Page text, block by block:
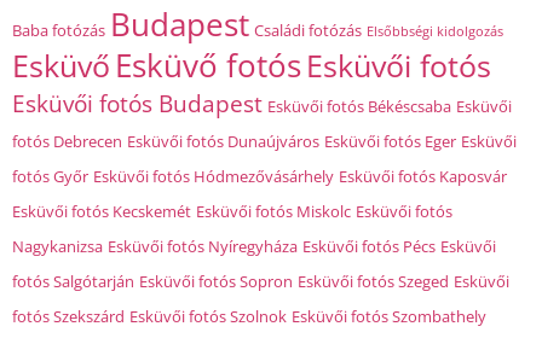
Baba fotózás Budapest Családi fotózás Elsőbbségi kidolgozás
Esküvő Esküvő fotósEsküvői fotós
Esküvői fotós Budapest Esküvői fotós Békéscsaba Esküvői
fotós Debrecen Esküvői fotós Dunaújváros Esküvői fotós Eger Esküvői
fotós Győr Esküvői fotós Hódmezővásárhely Esküvői fotós Kaposvár
Esküvői fotós Kecskemét Esküvői fotós Miskolc Esküvői fotós
Nagykanizsa Esküvői fotós Nyíregyháza Esküvői fotós Pécs Esküvői
fotós Salgótarján Esküvői fotós Sopron Esküvői fotós Szeged Esküvői
fotós Szekszárd Esküvői fotós Szolnok Esküvői fotós Szombathely